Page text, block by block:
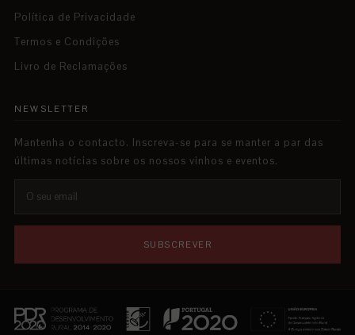
Política de Privacidade
Termos e Condições
Livro de Reclamações
NEWSLETTER
Mantenha o contacto. Inscreva-se para se manter a par das
últimas notícias sobre os nossos vinhos e eventos.
SUBSCREVER